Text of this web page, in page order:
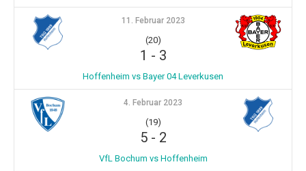
11. Februar 2023
(20)
1 - 3
Hoffenheim vs Bayer 04 Leverkusen
4. Februar 2023
(19)
5- 2
VfL Bochum vs Hoffenheim